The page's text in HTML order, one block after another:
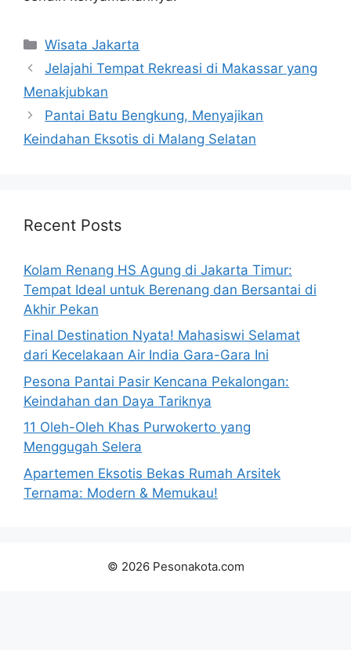
Categories
Wisata Jakarta
Jelajahi Tempat Rekreasi di Makassar yang
Menakjubkan
Pantai Batu Bengkung, Menyajikan
Keindahan Eksotis di Malang Selatan
Recent Posts
Kolam Renang HS Agung di Jakarta Timur:
Tempat Ideal untuk Berenang dan Bersantai di
Akhir Pekan
Final Destination Nyata! Mahasiswi Selamat
dari Kecelakaan Air India Gara-Gara Ini
Pesona Pantai Pasir Kencana Pekalongan:
Keindahan dan Daya Tariknya
11 Oleh-Oleh Khas Purwokerto yang
Menggugah Selera
Apartemen Eksotis Bekas Rumah Arsitek
Ternama: Modern & Memukau!
© 2026 Pesonakota.com